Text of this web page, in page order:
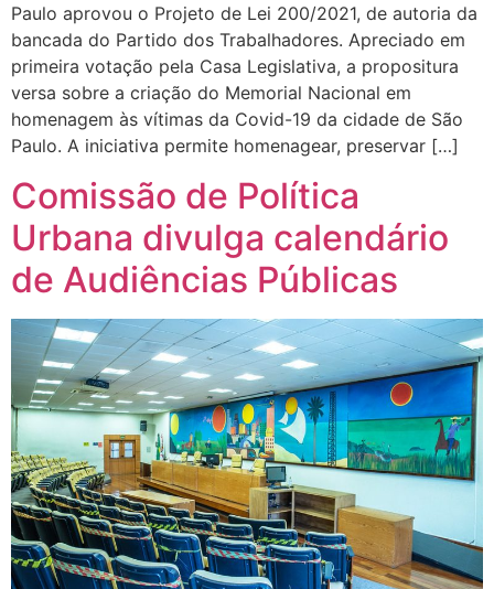
Paulo aprovou o Projeto de Lei 200/2021, de autoria da
bancada do Partido dos Trabalhadores. Apreciado em
primeira votação pela Casa Legislativa, a propositura
versa sobre a criação do Memorial Nacional em
homenagem às vítimas da Covid-19 da cidade de São
Paulo. A iniciativa permite homenagear, preservar […]
Comissão de Política
Urbana divulga calendário
de Audiências Públicas